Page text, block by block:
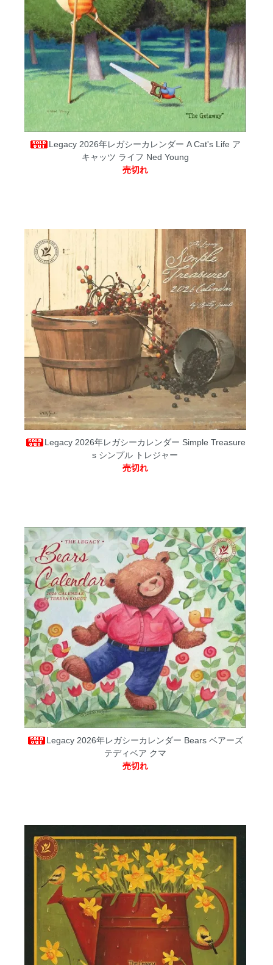
Legacy 2026年レガシーカレンダー A Cat's Life ア
キャッツ ライフ Ned Young
売切れ
Legacy 2026年レガシーカレンダー Simple Treasure
s シンプル トレジャー
売切れ
Legacy 2026年レガシーカレンダー Bears ベアーズ
テディベア クマ
売切れ